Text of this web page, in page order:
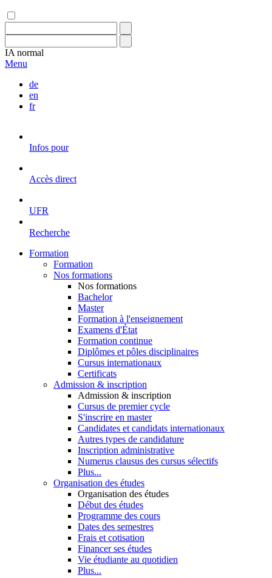
IA normal
Menu
de
en
fr
Infos pour
Accès direct
UFR
Recherche
Formation
Formation
Nos formations
Nos formations
Bachelor
Master
Formation à l'enseignement
Examens d'État
Formation continue
Diplômes et pôles disciplinaires
Cursus internationaux
Certificats
Admission & inscription
Admission & inscription
Cursus de premier cycle
S'inscrire en master
Candidates et candidats internationaux
Autres types de candidature
Inscription administrative
Numerus clausus des cursus sélectifs
Plus...
Organisation des études
Organisation des études
Début des études
Programme des cours
Dates des semestres
Frais et cotisation
Financer ses études
Vie étudiante au quotidien
Plus...